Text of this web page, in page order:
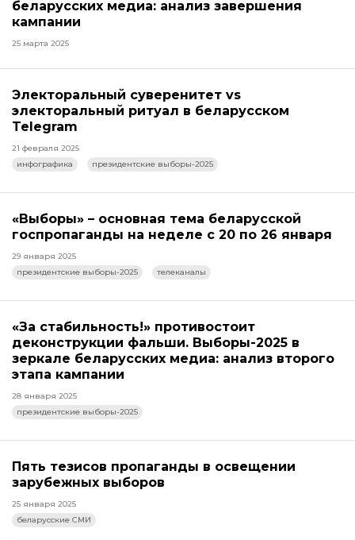
беларусских медиа: анализ завершения
кампании
25 марта 2025
Электоральный суверенитет vs
электоральный ритуал в беларусском
Telegram
21 февраля 2025
инфографика
президентские выборы-2025
«Выборы» – основная тема беларусской
госпропаганды на неделе с 20 по 26 января
29 января 2025
президентские выборы-2025
телеканалы
«За стабильность!» противостоит
деконструкции фальши. Выборы-2025 в
зеркале беларусских медиа: анализ второго
этапа кампании
28 января 2025
президентские выборы-2025
Пять тезисов пропаганды в освещении
зарубежных выборов
25 января 2025
беларусские СМИ